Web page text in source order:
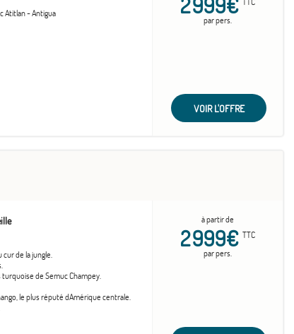
Atitlan - Antigua
par pers.
VOIR L'OFFRE
de la jungle.
de Semuc Champey.
le plus réputé dAmérique centrale.
à partir de
2 999€ TTC
par pers.